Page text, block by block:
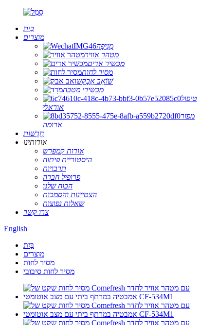
בַּיִת
מוצרים
מְנִיפָה
מטהר אוויר
מכשיר אדים
מסיר לחות
שׁוֹאֵב אָבָק
מכשירי מטבח
טיפול
אוראלי
מפזר
ארומה
חֲדָשׁוֹת
אודותינו
אודות קמפרש
היסטוריית פיתוח
תרבויות
פרופיל חברה
הכוח שלנו
הצטיינות והסמכות
שאלות נפוצות
צרו קשר
English
בַּיִת
מוצרים
מסיר לחות
מסיר לחות סיבובי